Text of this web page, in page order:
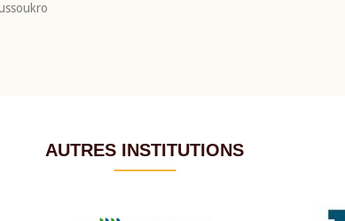
AUTRES INSTITUTIONS